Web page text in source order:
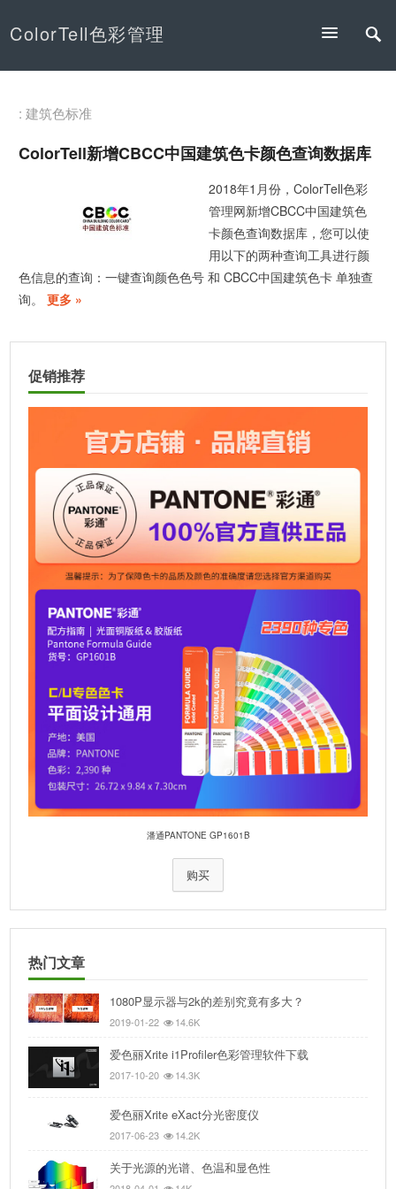
ColorTell色彩管理
: 建筑色标准
ColorTell新增CBCC中国建筑色卡颜色查询数据库
2018年1月份，ColorTell色彩
管理网新增CBCC中国建筑色
卡颜色查询数据库，您可以使
用以下的两种查询工具进行颜
色信息的查询：一键查询颜色色号 和 CBCC中国建筑色卡 单独查
询。
更多 »
促销推荐
潘通PANTONE GP1601B
购买
热门文章
1080P显示器与2k的差别究竟有多大？
2019-01-22 14.6K
爱色丽Xrite i1Profiler色彩管理软件下载
2017-10-20 14.3K
爱色丽Xrite eXact分光密度仪
2017-06-23 14.2K
关于光源的光谱、色温和显色性